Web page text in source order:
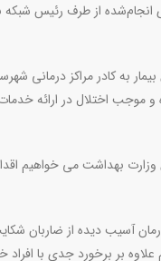
انجام‌شده از طرف رئیس
به کادر مراکز درمانی
و موجب اختلال در ارائه
بهداشت می خواهیم
آسیب دیده از ضاربان
بر برخورد جدی با افراد